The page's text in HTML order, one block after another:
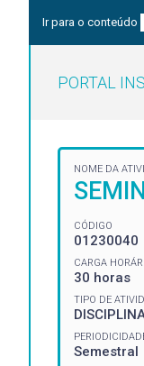
Ir para o conteúdo
PORTAL
NOME DA
CÓDIGO
01230040
CARGA
30 horas
TIPO DE
Semestral